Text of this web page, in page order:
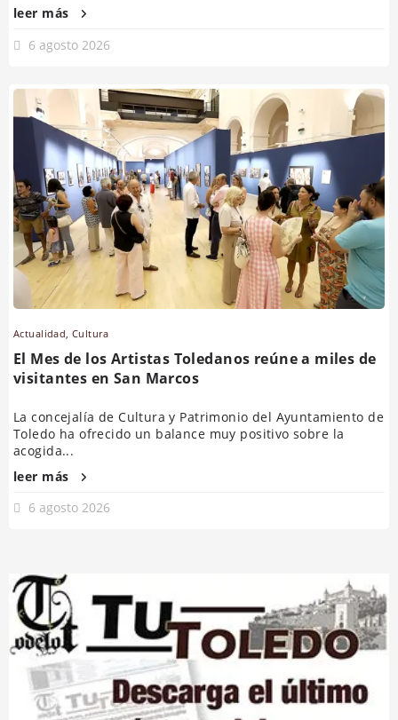
leer más
6 agosto 2026
Actualidad,Cultura
El Mes de los Artistas Toledanos reúne a miles de
visitantes en San Marcos
La concejalía de Cultura y Patrimonio del Ayuntamiento de
Toledo ha ofrecido un balance muy positivo sobre la
acogida...
leer más
6 agosto 2026